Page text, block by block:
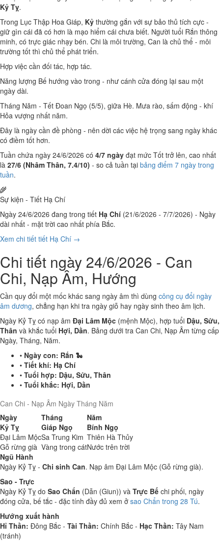
Kỷ Tỵ.
Trong Lục Thập Hoa Giáp, Kỷ thường gắn với sự bảo thủ tích cực -
giữ gìn cái đã có hơn là mạo hiểm cái chưa biết. Người tuổi Rắn thông
minh, có trực giác nhạy bén. Chi là môi trường, Can là chủ thể - môi
trường tốt thì chủ thể phát triển.
Hợp việc cần đối tác, hợp tác.
Năng lượng Bế hướng vào trong - như cánh cửa đóng lại sau một
ngày dài.
Tháng Năm - Tết Đoan Ngọ (5/5), giữa Hè. Mưa rào, sấm động - khí
Hỏa vượng nhất năm.
Đây là ngày cần đề phòng - nên dời các việc hệ trọng sang ngày khác
có điềm tốt hơn.
Tuần chứa ngày 24/6/2026 có 4/7 ngày đạt mức Tốt trở lên, cao nhất
là 27/6 (Nhâm Thân, 7.4/10) - so cả tuần tại bảng điểm 7 ngày trong
tuần.
🌾
Sự kiện - Tiết Hạ Chí
Ngày 24/6/2026 đang trong tiết Hạ Chí (21/6/2026 - 7/7/2026) - Ngày
dài nhất - mặt trời cao nhất phía Bắc.
Xem chi tiết tiết Hạ Chí →
Chi tiết ngày 24/6/2026 - Can
Chi, Nạp Âm, Hướng
Cần quy đổi một mốc khác sang ngày âm thì dùng công cụ đổi ngày
âm dương, chẳng hạn khi tra ngày giỗ hay ngày sinh theo âm lịch.
Ngày Kỷ Tỵ có nạp âm Đại Lâm Mộc (mệnh Mộc), hợp tuổi Dậu, Sửu,
Thân và khắc tuổi Hợi, Dần. Bảng dưới tra Can Chi, Nạp Âm từng cấp
Ngày, Tháng, Năm.
• Ngày con: Rắn 🐍
• Tiết khí: Hạ Chí
• Tuổi hợp: Dậu, Sửu, Thân
• Tuổi khắc: Hợi, Dần
Can Chi - Nạp Âm Ngày Tháng Năm
Ngày
Tháng
Năm
Kỷ Tỵ
Giáp Ngọ
Bính Ngọ
Đại Lâm MộcSa Trung Kim Thiên Hà Thủy
Gỗ rừng già Vàng trong cátNước trên trời
Ngũ Hành
Ngày Kỷ Tỵ - Chi sinh Can. Nạp âm Đại Lâm Mộc (Gỗ rừng già).
Sao - Trực
Ngày Kỷ Tỵ do Sao Chẩn (Dẫn (Giun)) và Trực Bế chi phối, ngày
đóng cửa, bế tắc - đặc tính đầy đủ xem ở sao Chẩn trong 28 Tú.
Hướng xuất hành
Hỉ Thần: Đông Bắc - Tài Thần: Chính Bắc - Hạc Thần: Tây Nam
(tránh)